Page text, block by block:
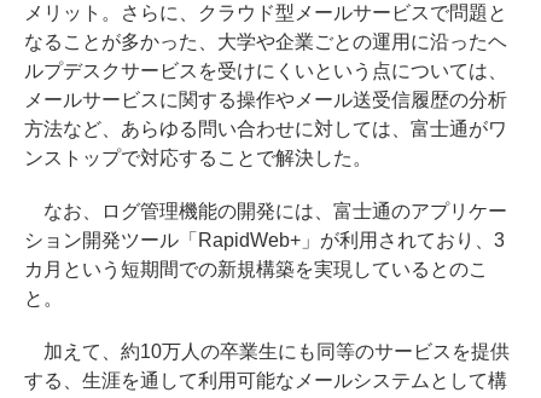
メリット。さらに、クラウド型メールサービスで問題と
なることが多かった、大学や企業ごとの運用に沿ったヘ
ルプデスクサービスを受けにくいという点については、
メールサービスに関する操作やメール送受信履歴の分析
方法など、あらゆる問い合わせに対しては、富士通がワ
ンストップで対応することで解決した。
なお、ログ管理機能の開発には、富士通のアプリケー
ション開発ツール「RapidWeb+」が利用されており、3
カ月という短期間での新規構築を実現しているとのこ
と。
加えて、約10万人の卒業生にも同等のサービスを提供
する、生涯を通して利用可能なメールシステムとして構